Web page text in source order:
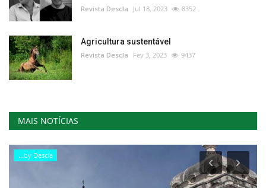
Revista Descla Jul 18, 2023 8352
Agricultura sustentável
Revista Descla Fev 3, 2023 9437
MAIS NOTÍCIAS
...by Descla